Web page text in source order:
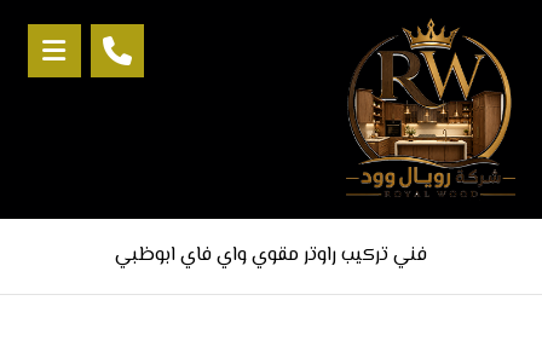
فني تركيب راوتر مقوي واي فاي ابوظبي